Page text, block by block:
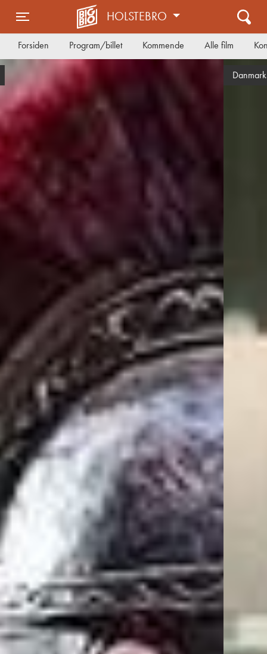
Toggle navigation
HOLSTEBRO
Forsiden Program/billet Kommende Alle film
Danmarkspremiere på torsdag